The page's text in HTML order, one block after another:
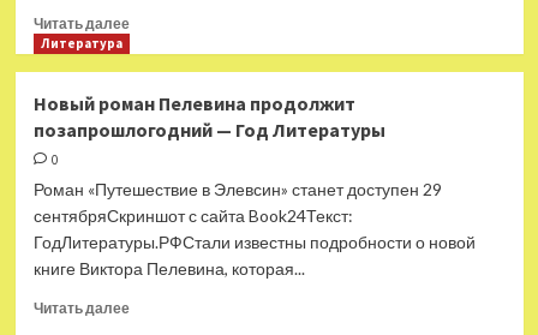
книгам
Пелевина
Год
Литературы
Читать далееПрочитать
предъявило
обложку
Пелевина
—
Год
Литература
Новый роман Пелевина продолжит
позапрошлогодний — Год Литературы
0
Роман «Путешествие в Элевсин» станет доступен 29
сентябряСкриншот с сайта Book24Текст:
ГодЛитературы.РФСтали известны подробности о новой
книге Виктора Пелевина, которая...
Читать далееПрочитать